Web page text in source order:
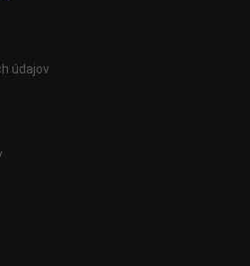
údajov